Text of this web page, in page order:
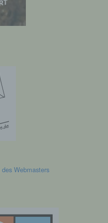
des Webmasters
das Erfassen, die
das
die Verwendung,
Übermittlung,
andere Form der
oder die
das